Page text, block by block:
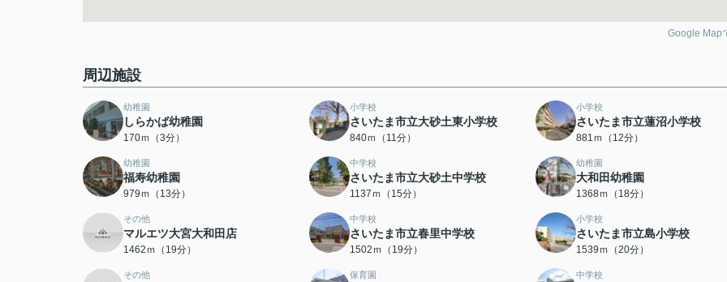
Google Map
周辺施設
幼稚園
しらかば幼稚園
170ｍ（3分）
小学校
さいたま市立大砂土東小学校
840ｍ（11分）
小学校
さいたま市立蓮沼小学校
881ｍ（12分）
幼稚園
福寿幼稚園
979ｍ（13分）
中学校
さいたま市立大砂土中学校
1137ｍ（15分）
幼稚園
大和田幼稚園
1368ｍ（18分）
その他
マルエツ大宮大和田店
1462ｍ（19分）
中学校
さいたま市立春里中学校
1502ｍ（19分）
小学校
さいたま市立島小学校
1539ｍ（20分）
その他 保育園 中学校